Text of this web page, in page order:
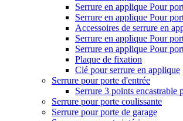
Serrure en applique Pour
Serrure en applique Pour
Accessoires de serrure en
Serrure en applique Pour
Serrure en applique Pour
Plaque de fixation
Clé pour serrure en applique
Serrure pour porte d'entrée
Serrure 3 points encastrable
Serrure pour porte coulissante
Serrure pour porte de garage